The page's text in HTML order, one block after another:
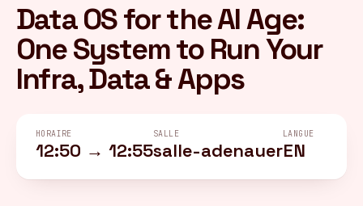
Data OS for the AI Age:
One System to Run Your
Infra, Data & Apps
HORAIRE
12:50 → 12:55
SALLE
salle-adenauer
LANGUE
EN